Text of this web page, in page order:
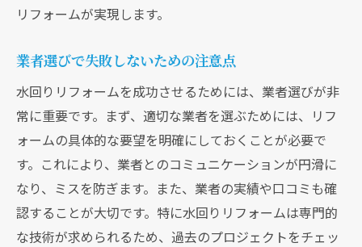
リフォームが実現します。
業者選びで失敗しないための注意点
水回りリフォームを成功させるためには、業者選びが非
常に重要です。まず、適切な業者を選ぶためには、リフ
ォームの具体的な要望を明確にしておくことが必要で
す。これにより、業者とのコミュニケーションが円滑に
なり、ミスを防ぎます。また、業者の実績や口コミも確
認することが大切です。特に水回りリフォームは専門的
な技術が求められるため、過去のプロジェクトをチェッ